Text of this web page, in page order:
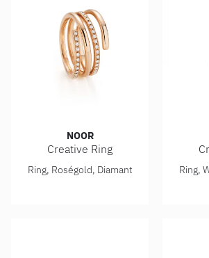
NOOR
Creative Ring
Noor Creative Ring, Ref: 14994-000-
Ring, Roségold, Diamant
Noor
Ring,